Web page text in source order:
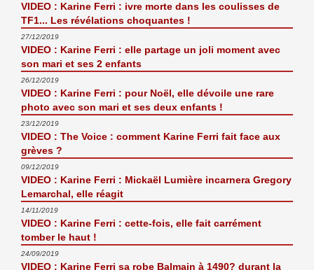
VIDEO : Karine Ferri : ivre morte dans les coulisses de
TF1... Les révélations choquantes !
27/12/2019
VIDEO : Karine Ferri : elle partage un joli moment avec
son mari et ses 2 enfants
26/12/2019
VIDEO : Karine Ferri : pour Noël, elle dévoile une rare
photo avec son mari et ses deux enfants !
23/12/2019
VIDEO : The Voice : comment Karine Ferri fait face aux
grèves ?
09/12/2019
VIDEO : Karine Ferri : Mickaël Lumière incarnera Gregory
Lemarchal, elle réagit
14/11/2019
VIDEO : Karine Ferri : cette-fois, elle fait carrément
tomber le haut !
24/09/2019
VIDEO : Karine Ferri sa robe Balmain à 1490? durant la